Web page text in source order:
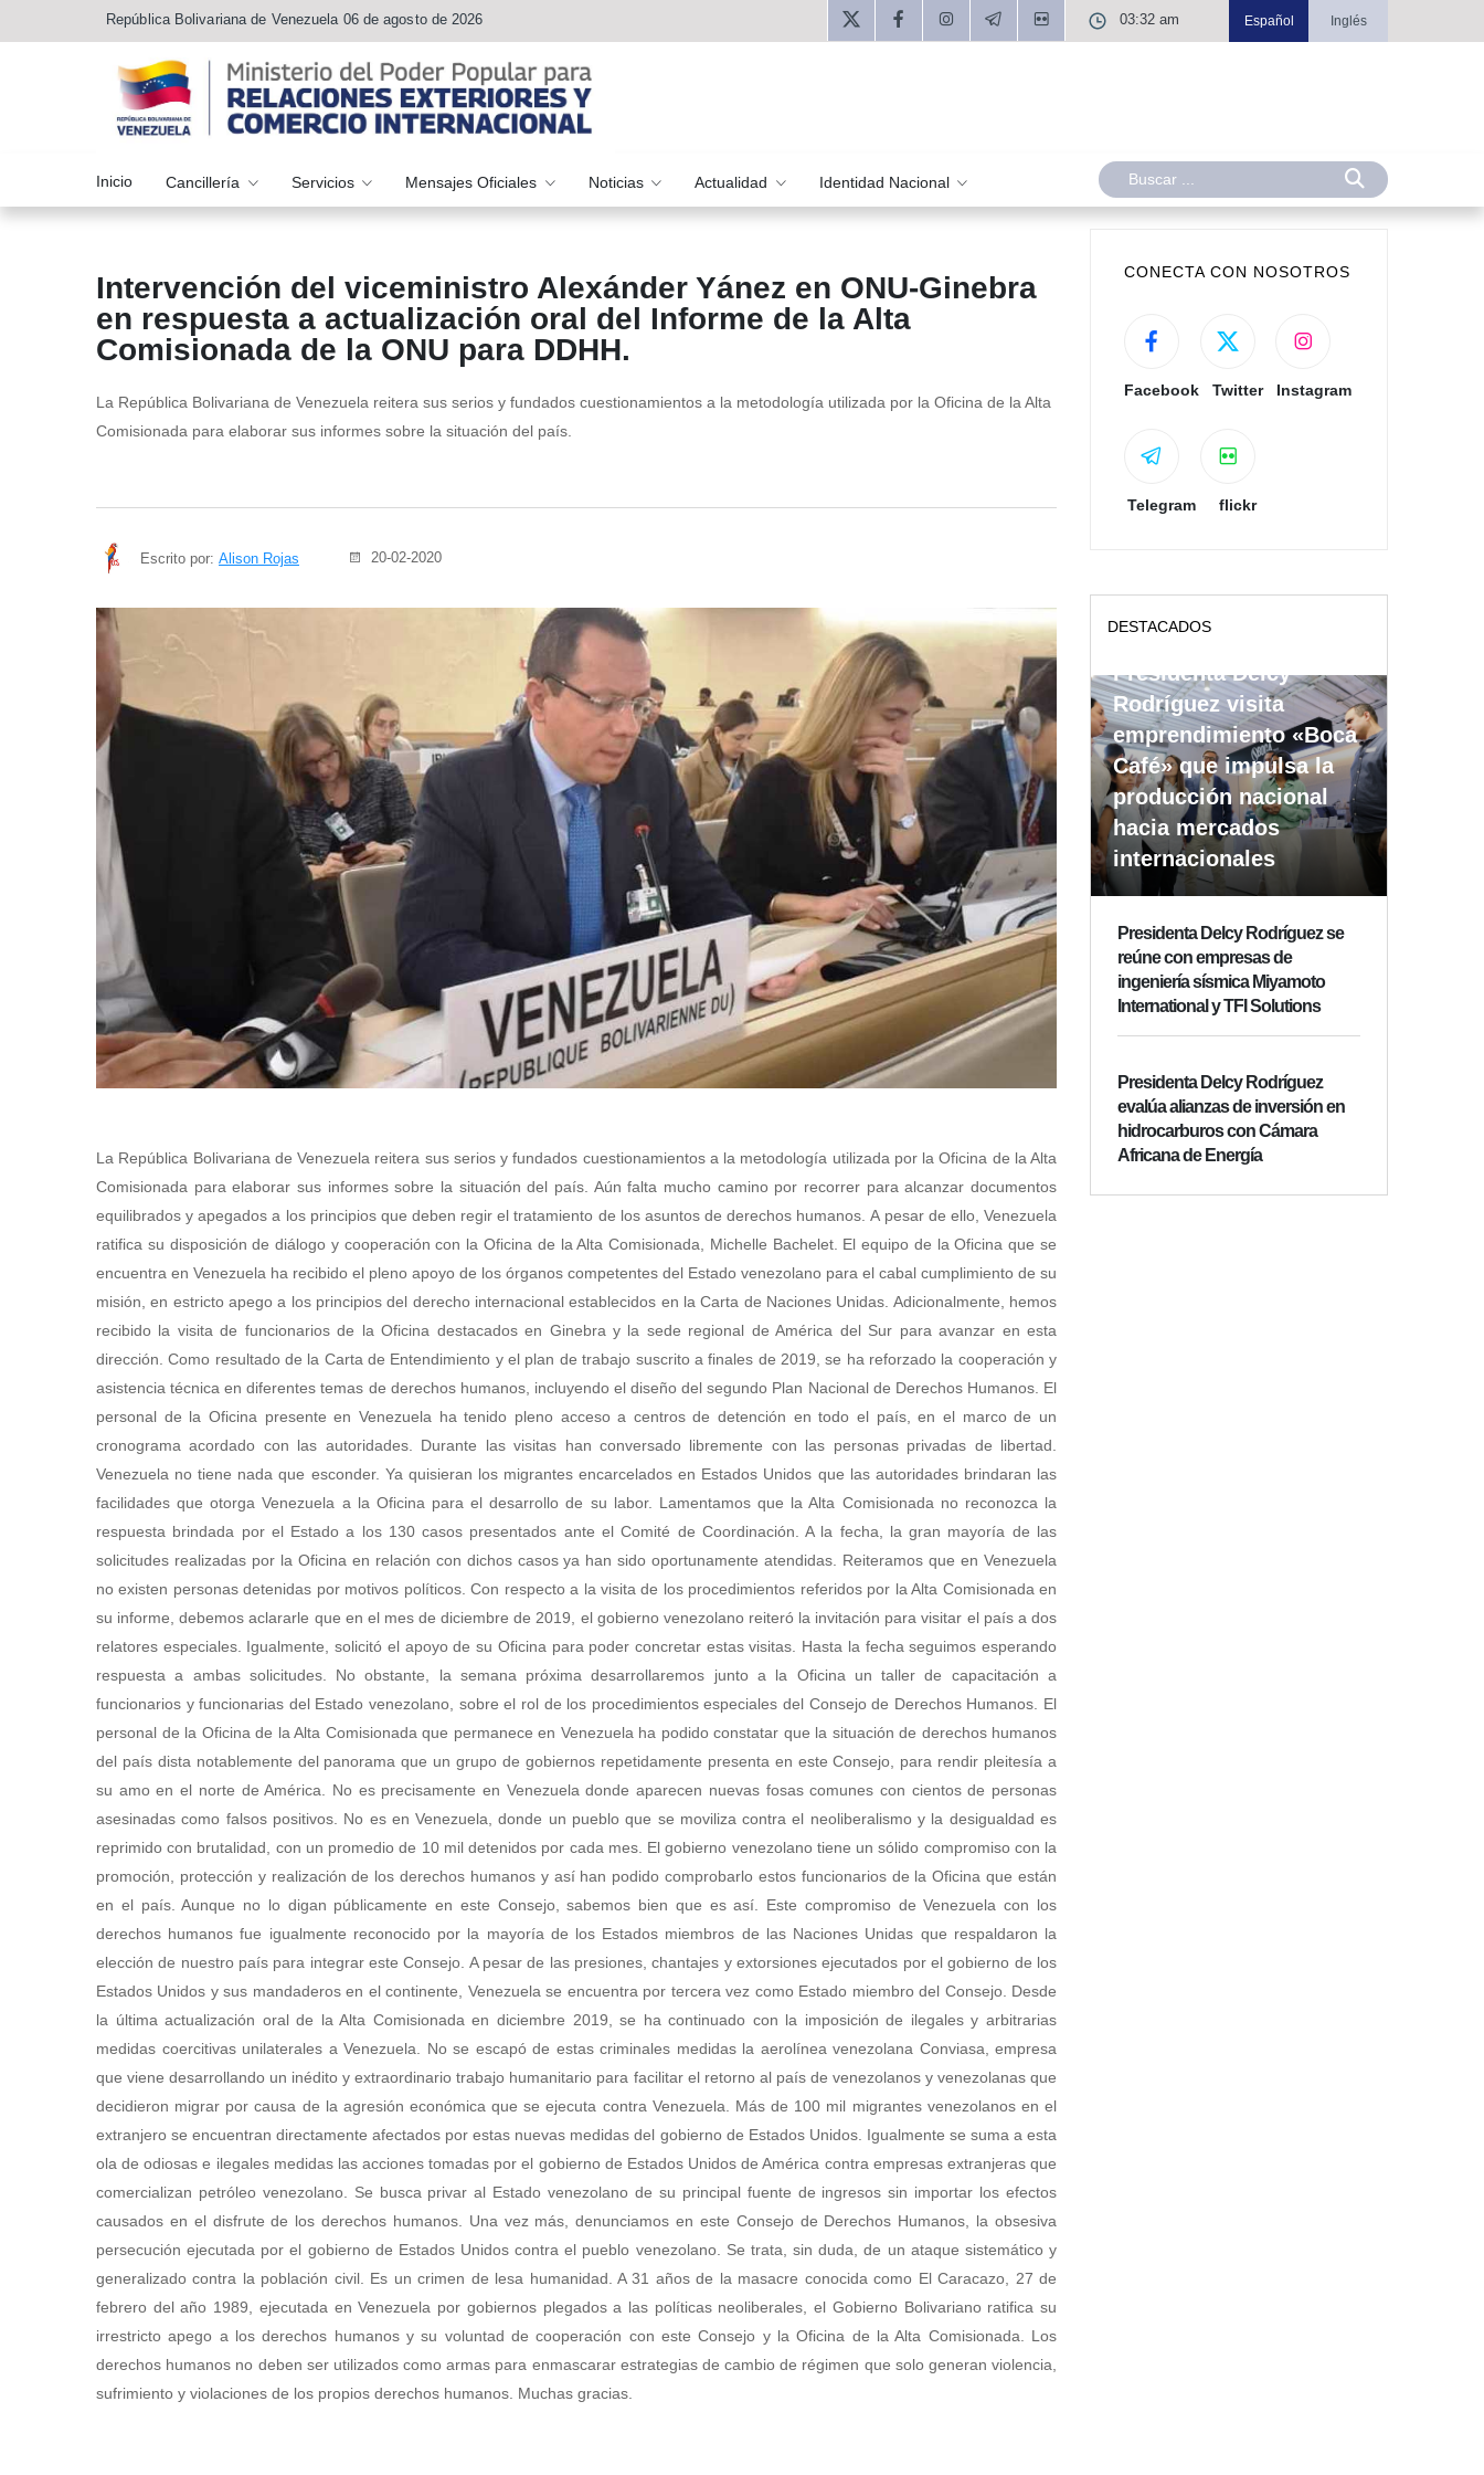
República Bolivariana de Venezuela 06 de agosto de 2026 03:32 am Español Inglés
Inicio Cancillería Servicios Mensajes Oficiales Noticias Actualidad Identidad Nacional
Intervención del viceministro Alexánder Yánez en ONU-Ginebra
en respuesta a actualización oral del Informe de la Alta
Comisionada de la ONU para DDHH.
La República Bolivariana de Venezuela reitera sus serios y fundados cuestionamientos a la metodología utilizada por la Oficina de la Alta
Comisionada para elaborar sus informes sobre la situación del país.
Escrito por: Alison Rojas 20-02-2020
La República Bolivariana de Venezuela reitera sus serios y fundados cuestionamientos a la metodología utilizada por la Oficina de la Alta
Comisionada para elaborar sus informes sobre la situación del país. Aún falta mucho camino por recorrer para alcanzar documentos
equilibrados y apegados a los principios que deben regir el tratamiento de los asuntos de derechos humanos.A pesar de ello, Venezuela
ratifica su disposición de diálogo y cooperación con la Oficina de la Alta Comisionada, Michelle Bachelet. El equipo de la Oficina que se
encuentra en Venezuela ha recibido el pleno apoyo de los órganos competentes del Estado venezolano para el cabal cumplimiento de su
misión, en estricto apego a los principios del derecho internacional establecidos en la Carta de Naciones Unidas. Adicionalmente, hemos
recibido la visita de funcionarios de la Oficina destacados en Ginebra y la sede regional de América del Sur para avanzar en esta
dirección. Como resultado de la Carta de Entendimiento y el plan de trabajo suscrito a finales de 2019, se ha reforzado la cooperación y
asistencia técnica en diferentes temas de derechos humanos, incluyendo el diseño del segundo Plan Nacional de Derechos Humanos. El
personal de la Oficina presente en Venezuela ha tenido pleno acceso a centros de detención en todo el país, en el marco de un
cronograma acordado con las autoridades. Durante las visitas han conversado libremente con las personas privadas de libertad.
Venezuela no tiene nada que esconder. Ya quisieran los migrantes encarcelados en Estados Unidos que las autoridades brindaran las
facilidades que otorga Venezuela a la Oficina para el desarrollo de su labor. Lamentamos que la Alta Comisionada no reconozca la
respuesta brindada por el Estado a los 130 casos presentados ante el Comité de Coordinación. A la fecha, la gran mayoría de las
solicitudes realizadas por la Oficina en relación con dichos casos ya han sido oportunamente atendidas. Reiteramos que en Venezuela
no existen personas detenidas por motivos políticos. Con respecto a la visita de los procedimientos referidos por la Alta Comisionada en
su informe, debemos aclararle que en el mes de diciembre de 2019, el gobierno venezolano reiteró la invitación para visitar el país a dos
relatores especiales. Igualmente, solicitó el apoyo de su Oficina para poder concretar estas visitas. Hasta la fecha seguimos esperando
respuesta a ambas solicitudes. No obstante, la semana próxima desarrollaremos junto a la Oficina un taller de capacitación a
funcionarios y funcionarias del Estado venezolano, sobre el rol de los procedimientos especiales del Consejo de Derechos Humanos. El
personal de la Oficina de la Alta Comisionada que permanece en Venezuela ha podido constatar que la situación de derechos humanos
del país dista notablemente del panorama que un grupo de gobiernos repetidamente presenta en este Consejo, para rendir pleitesía a
su amo en el norte de América. No es precisamente en Venezuela donde aparecen nuevas fosas comunes con cientos de personas
asesinadas como falsos positivos. No es en Venezuela, donde un pueblo que se moviliza contra el neoliberalismo y la desigualdad es
reprimido con brutalidad, con un promedio de 10 mil detenidos por cada mes. El gobierno venezolano tiene un sólido compromiso con la
promoción, protección y realización de los derechos humanos y así han podido comprobarlo estos funcionarios de la Oficina que están
en el país. Aunque no lo digan públicamente en este Consejo, sabemos bien que es así. Este compromiso de Venezuela con los
derechos humanos fue igualmente reconocido por la mayoría de los Estados miembros de las Naciones Unidas que respaldaron la
elección de nuestro país para integrar este Consejo. A pesar de las presiones, chantajes y extorsiones ejecutados por el gobierno de los
Estados Unidos y sus mandaderos en el continente, Venezuela se encuentra por tercera vez como Estado miembro del Consejo. Desde
la última actualización oral de la Alta Comisionada en diciembre 2019, se ha continuado con la imposición de ilegales y arbitrarias
medidas coercitivas unilaterales a Venezuela. No se escapó de estas criminales medidas la aerolínea venezolana Conviasa, empresa
que viene desarrollando un inédito y extraordinario trabajo humanitario para facilitar el retorno al país de venezolanos y venezolanas que
decidieron migrar por causa de la agresión económica que se ejecuta contra Venezuela. Más de 100 mil migrantes venezolanos en el
extranjero se encuentran directamente afectados por estas nuevas medidas del gobierno de Estados Unidos. Igualmente se suma a esta
ola de odiosas e ilegales medidas las acciones tomadas por el gobierno de Estados Unidos de América contra empresas extranjeras que
comercializan petróleo venezolano. Se busca privar al Estado venezolano de su principal fuente de ingresos sin importar los efectos
causados en el disfrute de los derechos humanos. Una vez más, denunciamos en este Consejo de Derechos Humanos, la obsesiva
persecución ejecutada por el gobierno de Estados Unidos contra el pueblo venezolano. Se trata, sin duda, de un ataque sistemático y
generalizado contra la población civil. Es un crimen de lesa humanidad. A 31 años de la masacre conocida como El Caracazo, 27 de
febrero del año 1989, ejecutada en Venezuela por gobiernos plegados a las políticas neoliberales, el Gobierno Bolivariano ratifica su
irrestricto apego a los derechos humanos y su voluntad de cooperación con este Consejo y la Oficina de la Alta Comisionada. Los
derechos humanos no deben ser utilizados como armas para enmascarar estrategias de cambio de régimen que solo generan violencia,
sufrimiento y violaciones de los propios derechos humanos. Muchas gracias.
CONECTA CON NOSOTROS
Facebook Twitter Instagram
Telegram flickr
DESTACADOS
Presidenta Delcy
Rodríguez visita
emprendimiento «Boca
Café» que impulsa la
producción nacional
hacia mercados
internacionales
Presidenta Delcy Rodríguez se
reúne con empresas de
ingeniería sísmica Miyamoto
International y TFI Solutions
Presidenta Delcy Rodríguez
evalúa alianzas de inversión en
hidrocarburos con Cámara
Africana de Energía